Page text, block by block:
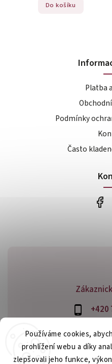
Používáme cookies,
prohlížení webu a díky
zlepšovali jeho funkce,
Do košíku
+420
Platba
Podmínky
Často